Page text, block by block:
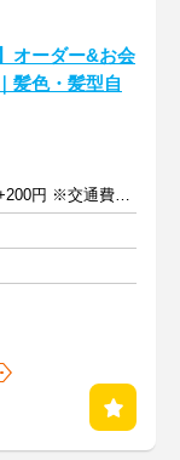
オーダー&お会
髪色・髪型自
時給1100円～【早朝】時給+200円 ※交通費支給